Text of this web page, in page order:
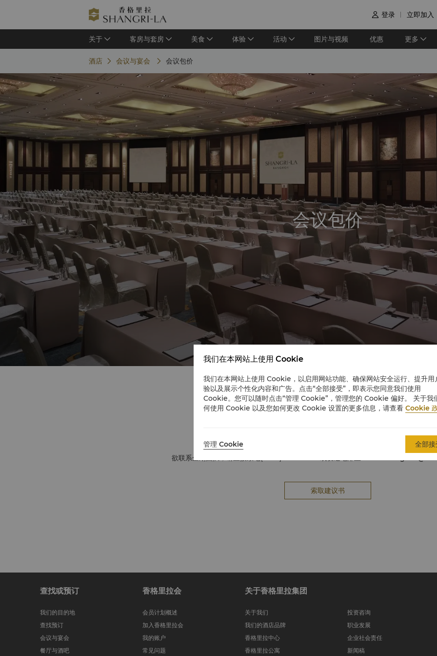
 登录 立即加入
关于 客房与套房 美食 体验 活动 图片与视频 优惠 更多
酒店 会议与宴会 会议包价
会议包价
个性化建议及专业服务
欲联系企划团队，请直接致电(66 2) 236 7777或发送电邮至
索取建议书
查找或预订
我们的目的地
查找预订
会议与宴会
餐厅与酒吧
香格里拉会
会员计划概述
加入香格里拉会
我的账户
常见问题
关于香格里拉集团
关于我们
我们的酒店品牌
香格里拉中心
香格里拉公寓
投资咨询
职业发展
企业社会责任
新闻稿
我们在本网站上使用 Cookie
我们在本网站上使用 Cookie，以启用网站功能、确保网站安全运行、提升用
验以及展示个性化内容和广告。点击“全部接受”，即表示您同意我们使用
Cookie。您可以随时点击“管理 Cookie”，管理您的 Cookie 偏好。 关于我
何使用 Cookie 以及您如何更改 Cookie 设置的更多信息，请查看 Cookie
管理 Cookie 全部接